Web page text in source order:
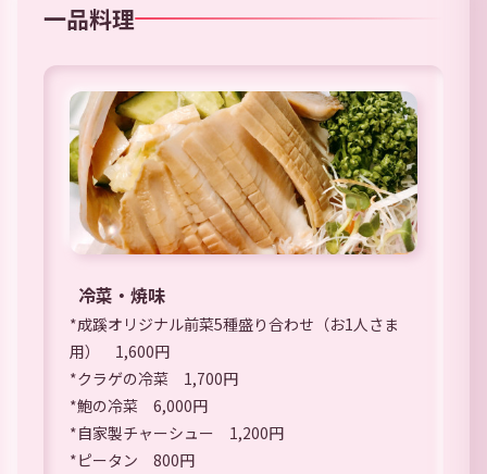
一品料理
冷菜・焼味
*成蹊オリジナル前菜5種盛り合わせ（お1人さま
用） 1,600円
*クラゲの冷菜 1,700円
*鮑の冷菜 6,000円
*自家製チャーシュー 1,200円
*ピータン 800円